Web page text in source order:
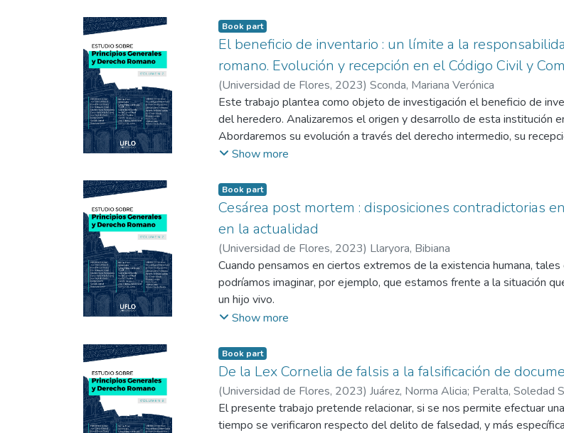
municipal e impone a las provincias la tares de fijar los alcances de
uno de los 23 estados provinciales.
Book part
El beneficio de inventario : un límite a la
romano. Evolución y recepción en el Código Civil y
(Universidad de Flores, 2023) Sconda, Mariana Verónica
Este trabajo plantea como objeto de investigación el beneficio de
del heredero. Analizaremos el origen y desarrollo de esta institución
Abordaremos su evolución a través del derecho intermedio, su
Sarsfield y cómo se encuentra legislado actualmente en el Código
Show more
Book part
Cesárea post mortem : disposiciones contradictorias
en la actualidad
(Universidad de Flores, 2023) Llaryora, Bibiana
Cuando pensamos en ciertos extremos de la existencia humana,
podríamos imaginar, por ejemplo, que estamos frente a la situación
un hijo vivo.
Vista esa realidad desde la óptica del derecho romano, haremos
Título XVI del Libro 50 de la compilación justinianea, cuya rúbrica es
cuestión de manera contradictoria, referencia que
Civil y Comercial argentino.
Show more
Book part
De la Lex Cornelia de falsis a la falsificación de
(Universidad de Flores, 2023) Juárez, Norma Alicia; Peralta, Soledad
El presente trabajo pretende relacionar, si se nos permite efectuar
tiempo se verificaron respecto del delito de falsedad, y más